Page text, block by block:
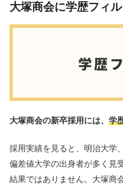
大塚商会に学歴フィ
大塚商会の新卒採用には、 学
採用実績を見ると、明治大学
偏差値大学の出身者が多く見
結果ではありません。大塚商